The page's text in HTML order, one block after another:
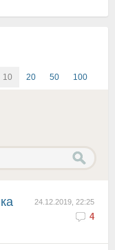
10 20 50 100
24.12.2019, 22:25
4